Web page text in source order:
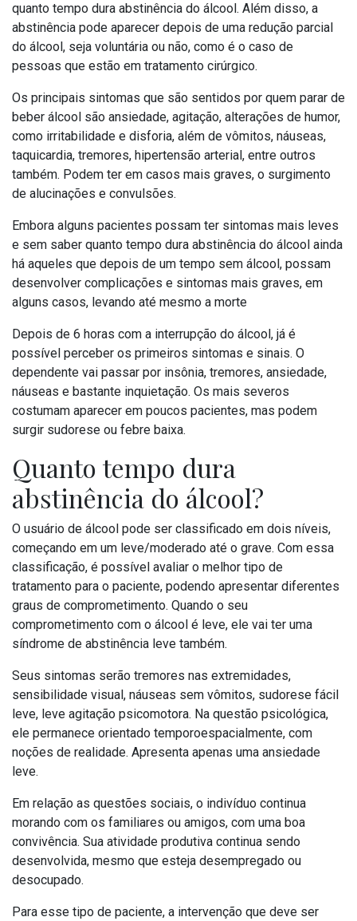
quanto tempo dura abstinência do álcool. Além disso, a
abstinência pode aparecer depois de uma redução parcial
do álcool, seja voluntária ou não, como é o caso de
pessoas que estão em tratamento cirúrgico.
Os principais sintomas que são sentidos por quem parar de
beber álcool são ansiedade, agitação, alterações de humor,
como irritabilidade e disforia, além de vômitos, náuseas,
taquicardia, tremores, hipertensão arterial, entre outros
também. Podem ter em casos mais graves, o surgimento
de alucinações e convulsões.
Embora alguns pacientes possam ter sintomas mais leves
e sem saber quanto tempo dura abstinência do álcool ainda
há aqueles que depois de um tempo sem álcool, possam
desenvolver complicações e sintomas mais graves, em
alguns casos, levando até mesmo a morte
Depois de 6 horas com a interrupção do álcool, já é
possível perceber os primeiros sintomas e sinais. O
dependente vai passar por insônia, tremores, ansiedade,
náuseas e bastante inquietação. Os mais severos
costumam aparecer em poucos pacientes, mas podem
surgir sudorese ou febre baixa.
Quanto tempo dura
abstinência do álcool?
O usuário de álcool pode ser classificado em dois níveis,
começando em um leve/moderado até o grave. Com essa
classificação, é possível avaliar o melhor tipo de
tratamento para o paciente, podendo apresentar diferentes
graus de comprometimento. Quando o seu
comprometimento com o álcool é leve, ele vai ter uma
síndrome de abstinência leve também.
Seus sintomas serão tremores nas extremidades,
sensibilidade visual, náuseas sem vômitos, sudorese fácil
leve, leve agitação psicomotora. Na questão psicológica,
ele permanece orientado temporoespacialmente, com
noções de realidade. Apresenta apenas uma ansiedade
leve.
Em relação as questões sociais, o indivíduo continua
morando com os familiares ou amigos, com uma boa
convivência. Sua atividade produtiva continua sendo
desenvolvida, mesmo que esteja desempregado ou
desocupado.
Para esse tipo de paciente, a intervenção que deve ser